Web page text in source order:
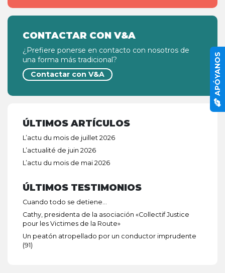
CONTACTAR CON V&A
¿Prefiere ponerse en contacto con nosotros de
una forma más tradicional?
Contactar con V&A
ÚLTIMOS ARTÍCULOS
L’actu du mois de juillet 2026
L’actualité de juin 2026
L’actu du mois de mai 2026
ÚLTIMOS TESTIMONIOS
Cuando todo se detiene…
Cathy, presidenta de la asociación «Collectif Justice
pour les Victimes de la Route»
Un peatón atropellado por un conductor imprudente
(91)
APÓYANOS